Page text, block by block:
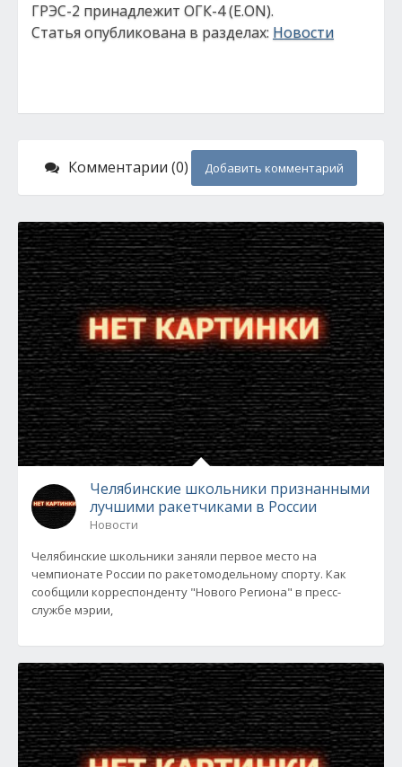
ГРЭС-2 принадлежит ОГК-4 (E.ON).
Статья опубликована в разделах: Новости
Комментарии (0) Добавить комментарий
Челябинские школьники признанными
лучшими ракетчиками в России
Новости
Челябинские школьники заняли первое место на
чемпионате России по ракетомодельному спорту. Как
сообщили корреспонденту "Нового Региона" в пресс-
службе мэрии,